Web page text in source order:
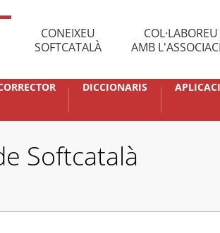
CONEIXEU
SOFTCATALÀ
COL·LABOREU
AMB
DICCIONARIS
Softcatalà